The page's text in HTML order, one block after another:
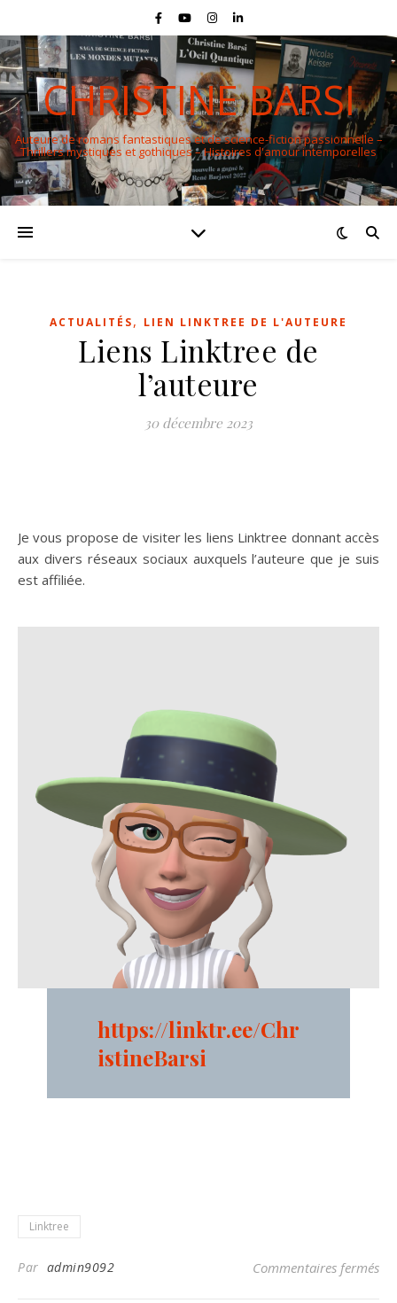
CHRISTINE BARSI
Auteure de romans fantastiques et de science-fiction passionnelle –
Thrillers mystiques et gothiques – Histoires d'amour intemporelles
ACTUALITÉS, LIEN LINKTREE DE L'AUTEURE
Liens Linktree de
l’auteure
30 décembre 2023
Je vous propose de visiter les liens Linktree donnant accès
aux divers réseaux sociaux auxquels l’auteure que je suis
est affiliée.
https://linktr.ee/Chr
istineBarsi
Linktree
Par admin9092 Commentaires fermés